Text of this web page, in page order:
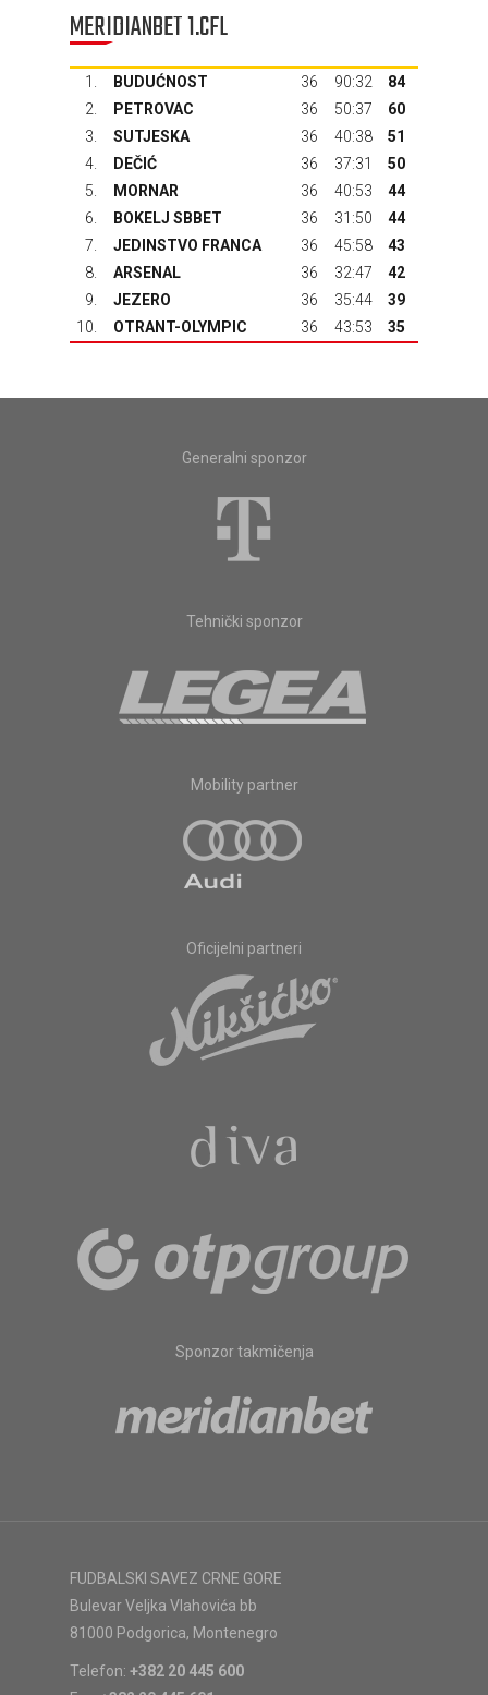
MERIDIANBET 1.CFL
1. BUDUĆNOST 36 90:32
84
2.
PETROVAC 36 50:37
60
3.
SUTJESKA 36 40:38
51
4.
DEČIĆ 36 37:31
50
5.
MORNAR 36 40:53
44
6.
BOKELJ SBBET 36 31:50
44
7.
JEDINSTVO FRANCA 36 45:58
43
8.
ARSENAL 36 32:47
42
9.
JEZERO 36 35:44
39
10.
OTRANT-OLYMPIC 36 43:53 35
Generalni sponzor
Tehnički sponzor
Mobility partner
Oficijelni partneri
Sponzor takmičenja
FUDBALSKI SAVEZ CRNE GORE
Bulevar Veljka Vlahovića bb
81000 Podgorica, Montenegro
Telefon: +382 20 445 600